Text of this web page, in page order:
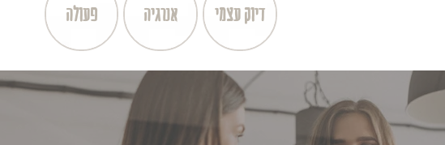
דיוק עצמי אנרגיה פעולה
רוצה להתחיל את השינוי שלך כבר מחר בבוקר?